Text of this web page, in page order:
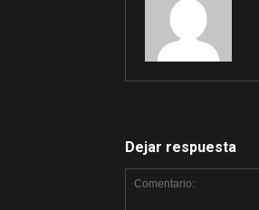
Dejar respuesta